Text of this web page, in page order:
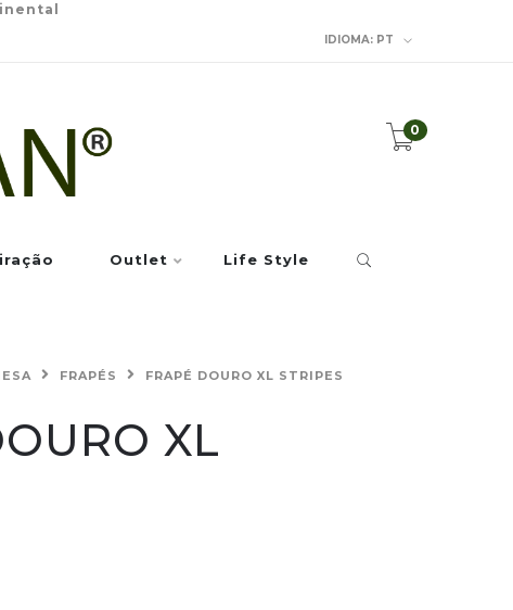
IDIOMA: PT
0
Outlet Life Style
FRAPÉS FRAPÉ DOURO XL STRIPES
XL